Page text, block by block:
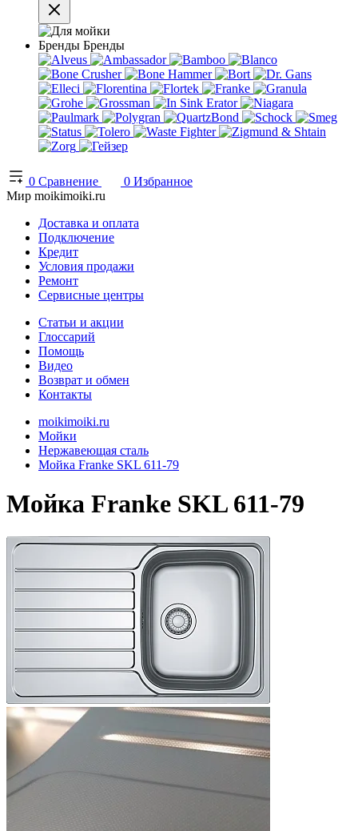
Бренды Бренды
0 Сравнение 0 Избранное
Мир moikimoiki.ru
Доставка и оплата
Подключение
Кредит
Условия продажи
Ремонт
Сервисные центры
Статьи и акции
Глоссарий
Помощь
Видео
Возврат и обмен
Контакты
moikimoiki.ru
Мойки
Нержавеющая сталь
Мойка Franke SKL 611-79
Мойка Franke SKL 611-79